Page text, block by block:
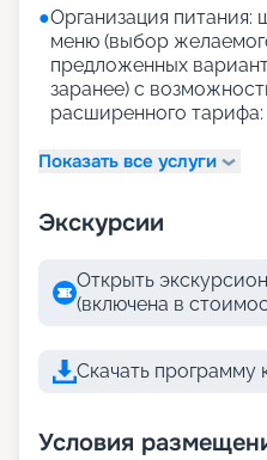
●Организация питания:
меню (выбор
предложенных
заранее) с
расширенного тарифа:
Показать все услуги
Экскурсии
Открыть
(включена в
Скачать программу
Условия